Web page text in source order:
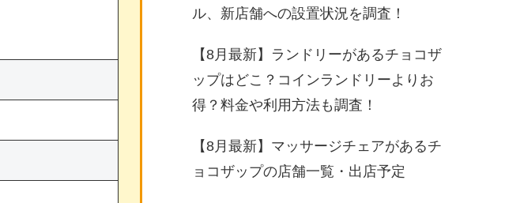
ル、新店舗への設置状況を調査！
【8月最新】ランドリーがあるチョコザ
ップはどこ？コインランドリーよりお
得？料金や利用方法も調査！
【8月最新】マッサージチェアがあるチ
ョコザップの店舗一覧・出店予定